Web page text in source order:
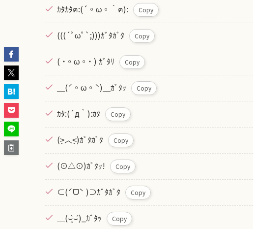
ｶﾀｶﾀฅ:(´◦ω◦｀ฅ): Copy
(((´ﾟωﾟ`;)))ｶﾞﾀｶﾞﾀ Copy
( ˙◦ω◦˙ ) ｶﾞﾀﾘ Copy
＿(ˊ◦ω◦ˋ)＿ｶﾞﾀｯ Copy
ｶﾀ:(´д｀):ｶﾀ Copy
(˃̣̣̣̣̣̣︿˂̣̣̣̣̣̣)ｶﾞﾀｶﾞﾀ Copy
(⊙△⊙)ｶﾞﾀｯ! Copy
⊂(ˊᗜˋ )⊃ｶﾞﾀｶﾞﾀ Copy
＿(⌣̯̀⌣́)_ｶﾞﾀｯ Copy